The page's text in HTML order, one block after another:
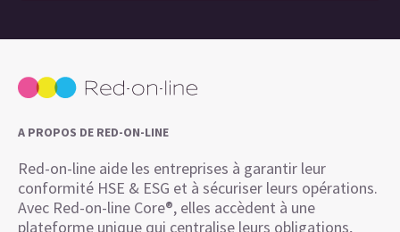
A PROPOS DE RED-ON-LINE
Red-on-line aide les entreprises à garantir leur
conformité HSE & ESG et à sécuriser leurs opérations.
Avec Red-on-line Core®, elles accèdent à une
plateforme unique qui centralise leurs obligations,